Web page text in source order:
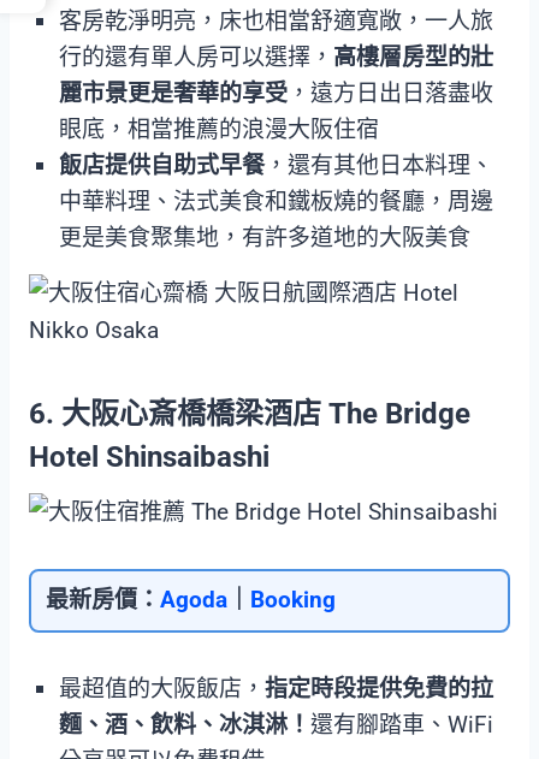
客房乾淨明亮，床也相當舒適寬敞，一人旅
行的還有單人房可以選擇， 高樓層房型的壯
麗市景更是奢華的享受 ，遠方日出日落盡收
眼底，相當推薦的浪漫大阪住宿
飯店提供自助式早餐，還有其他日本料理、
中華料理、法式美食和鐵板燒的餐廳，周邊
更是美食聚集地，有許多道地的大阪美食
6. 大阪心斎橋橋梁酒店 The Bridge
Hotel Shinsaibashi
最新房價： Agoda｜ Booking
最超值的大阪飯店， 指定時段提供免費的拉
麵、酒、飲料、冰淇淋！ 還有腳踏車、WiFi